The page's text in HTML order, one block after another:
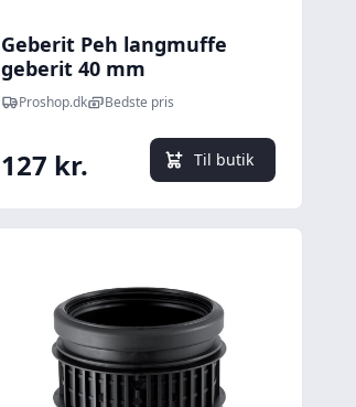
Geberit Peh langmuffe
geberit 40 mm
Proshop.dk Bedste pris
127 kr. Til butik